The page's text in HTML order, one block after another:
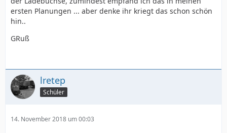
ersten Planungen ... aber denke ihr kriegt das schon schön
hin..
GRuß
lretep
Schüler
14. November 2018 um 00:03